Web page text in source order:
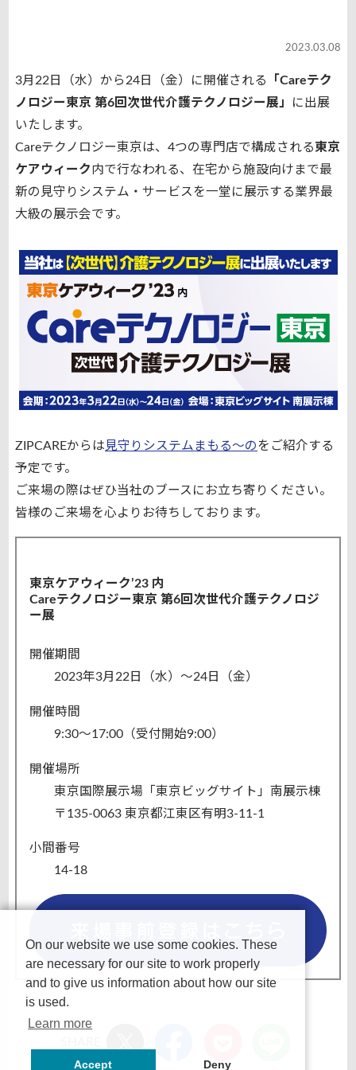
2023.03.08
3月22日（水）から24日（金）に開催される
「Careテク
ノロジー東京 第6回次世代介護テクノロジー展」
に出展
いたします。
Careテクノロジー東京は、4つの専門店で構成される東京
ケアウィーク内で行なわれる、在宅から施設向けまで最
新の見守りシステム・サービスを一堂に展示する業界最
大級の展示会です。
ZIPCAREからは見守りシステムまもる～の をご紹介する
予定です。
ご来場の際はぜひ当社のブースにお立ち寄りください。
皆様のご来場を心よりお待ちしております。
東京ケアウィーク’23 内
Careテクノロジー東京 第6回次世代介護テクノロジ
ー展
開催期間
2023年3月22日（水）～24日（金）
開催時間
9:30～17:00（受付開始9:00）
開催場所
東京国際展示場「東京ビッグサイト」南展示棟
〒135-0063 東京都江東区有明3-11-1
小間番号
14-18
On our website we use some cookies. These
are necessary for our site to work properly
and to give us information about how our site
is used.
Learn more
Deny
Accept